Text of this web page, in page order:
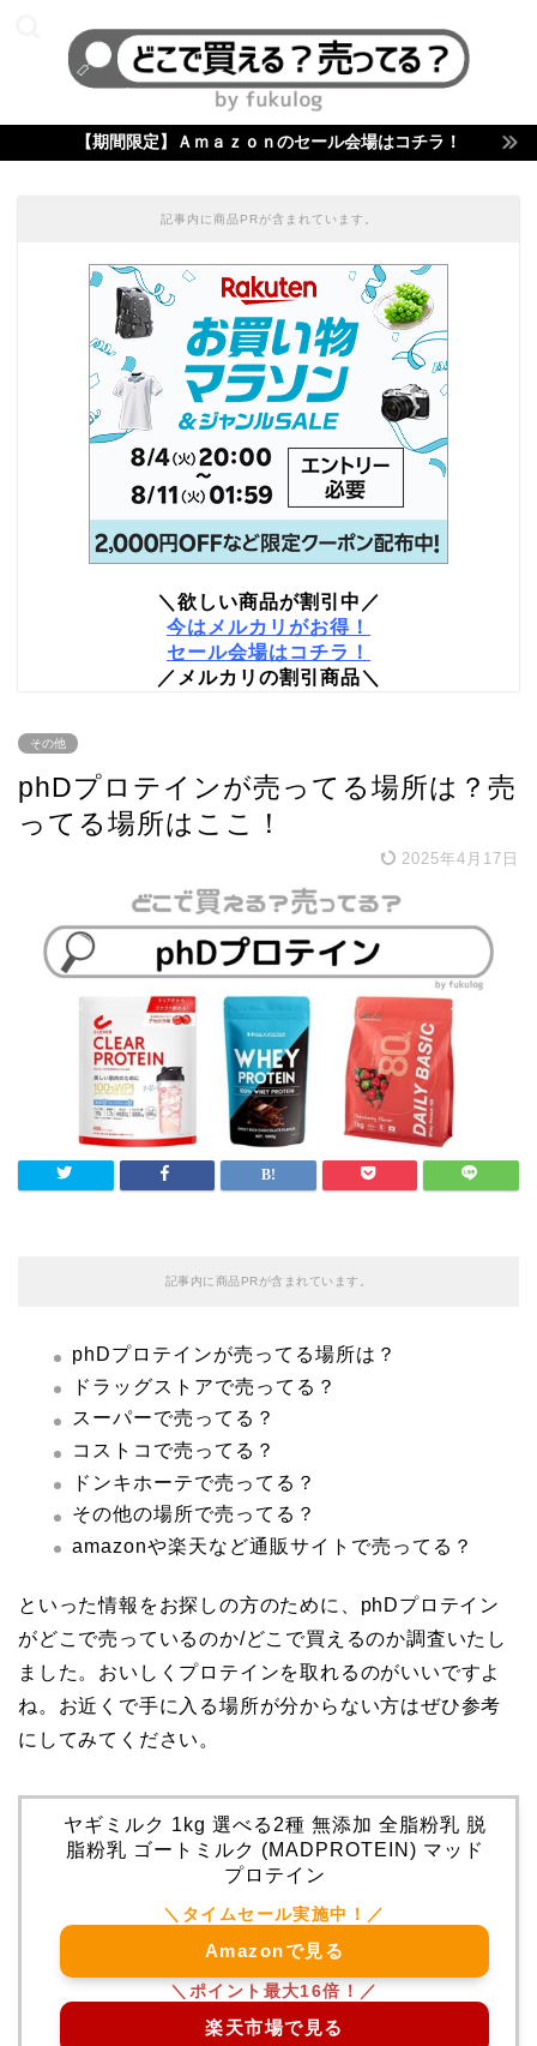
【期間限定】Ａｍａｚｏｎのセール会場はコチラ！
記事内に商品PRが含まれています。
＼欲しい商品が割引中／
今はメルカリがお得！
セール会場はコチラ！
／メルカリの割引商品＼
その他
phDプロテインが売ってる場所は？売
ってる場所はここ！
2025年4月17日
記事内に商品PRが含まれています。
phDプロテインが売ってる場所は？
ドラッグストアで売ってる？
スーパーで売ってる？
コストコで売ってる？
ドンキホーテで売ってる？
その他の場所で売ってる？
amazonや楽天など通販サイトで売ってる？
といった情報をお探しの方のために、phDプロテイン
がどこで売っているのか/どこで買えるのか調査いたし
ました。おいしくプロテインを取れるのがいいですよ
ね。お近くで手に入る場所が分からない方はぜひ参考
にしてみてください。
ヤギミルク 1kg 選べる2種 無添加 全脂粉乳 脱
脂粉乳 ゴートミルク (MADPROTEIN) マッド
プロテイン
Amazonで見る
楽天市場で見る